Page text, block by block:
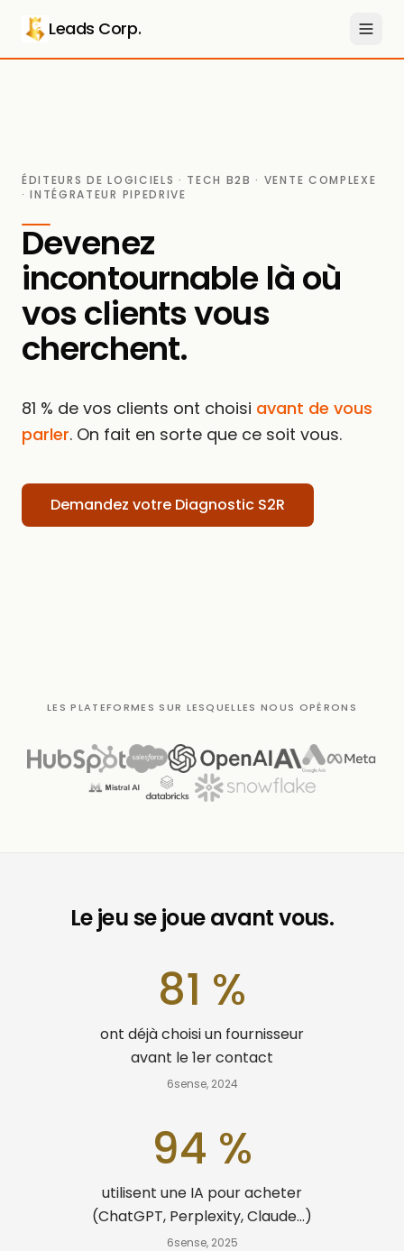
Leads Corp.
ÉDITEURS DE LOGICIELS · TECH B2B · VENTE COMPLEXE
· INTÉGRATEUR PIPEDRIVE
Devenez
incontournable là où
vos clients vous
cherchent.
81 % de vos clients ont choisi avant de vous
parler. On fait en sorte que ce soit vous.
Demandez votre Diagnostic S2R
LES PLATEFORMES SUR LESQUELLES NOUS OPÉRONS
Le jeu se joue avant vous.
81 %
ont déjà choisi un fournisseur
avant le 1er contact
6sense, 2024
94 %
utilisent une IA pour acheter
(ChatGPT, Perplexity, Claude...)
6sense, 2025